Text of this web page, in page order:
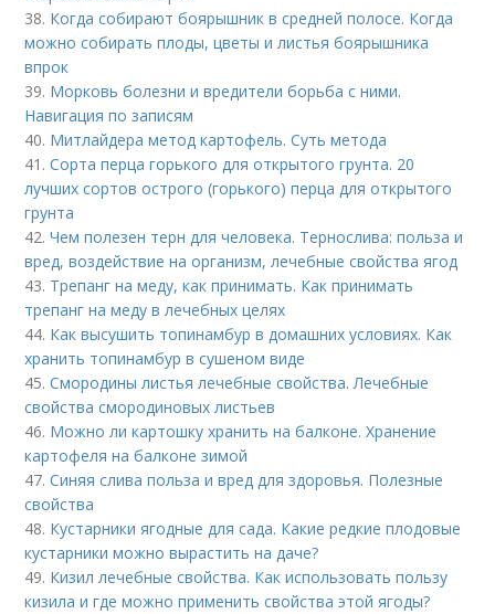
38. Когда собирают боярышник в средней полосе. Когда
можно собирать плоды, цветы и листья боярышника
впрок
39. Морковь болезни и вредители борьба с ними.
Навигация по записям
40. Митлайдера метод картофель. Суть метода
41.Сорта перца горького для открытого грунта. 20
лучших сортов острого (горького) перца для открытого
грунта
42.Чем полезен терн для человека. Тернослива: польза и
вред, воздействие на организм, лечебные свойства ягод
43. Трепанг на меду, как принимать. Как принимать
трепанг на меду в лечебных целях
44. Как высушить топинамбур в домашних условиях. Как
хранить топинамбур в сушеном виде
45.Смородины листья лечебные свойства. Лечебные
свойства смородиновых листьев
46. Можно ли картошку хранить на балконе. Хранение
картофеля на балконе зимой
47.Синяя слива польза и вред для здоровья. Полезные
свойства
48. Кустарники ягодные для сада. Какие редкие плодовые
кустарники можно вырастить на даче?
49. Кизил лечебные свойства. Как использовать пользу
кизила и где можно применить свойства этой ягоды?